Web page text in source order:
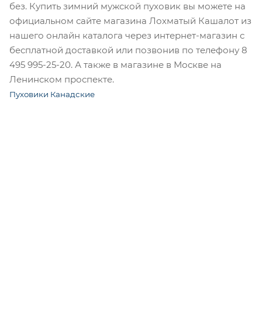
без. Купить зимний мужской пуховик вы можете на
официальном сайте магазина Лохматый Кашалот из
нашего онлайн каталога через интернет-магазин с
бесплатной доставкой или позвонив по телефону 8
495 995-25-20​. А также в магазине в Москве на
Ленинском проспекте.
Пуховики Канадские